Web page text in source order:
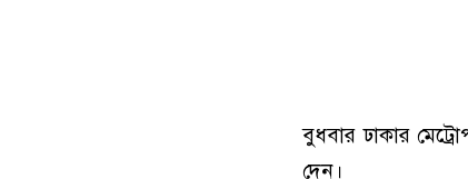
বুধবার ঢাকার
দেন।